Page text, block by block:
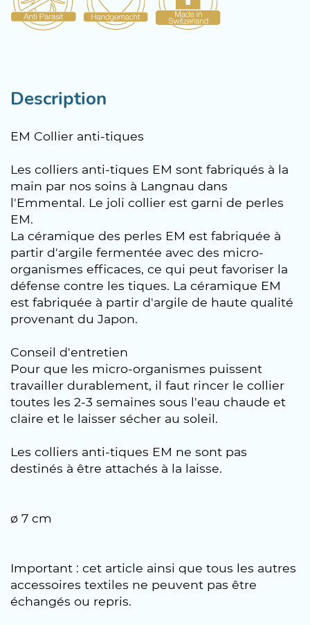
Description
EM Collier anti-tiques
Les colliers anti-tiques EM sont fabriqués à la
main par nos soins à Langnau dans
l'Emmental. Le joli collier est garni de perles
EM.
La céramique des perles EM est fabriquée à
partir d'argile fermentée avec des micro-
organismes efficaces, ce qui peut favoriser la
défense contre les tiques. La céramique EM
est fabriquée à partir d'argile de haute qualité
provenant du Japon.
Conseil d'entretien
Pour que les micro-organismes puissent
travailler durablement, il faut rincer le collier
toutes les 2-3 semaines sous l'eau chaude et
claire et le laisser sécher au soleil.
Les colliers anti-tiques EM ne sont pas
destinés à être attachés à la laisse.
ø 7 cm
Important : cet article ainsi que tous les autres
accessoires textiles ne peuvent pas être
échangés ou repris.